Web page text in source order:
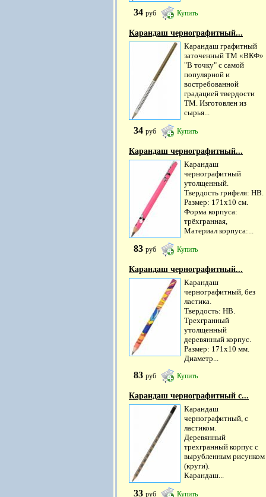
34 руб Купить
Карандаш чернографитный...
Карандаш графитный
заточенный ТМ «ВКФ»
"В точку" с самой
популярной и
востребованной
градацией твердости
ТМ. Изготовлен из
сырья...
34 руб Купить
Карандаш чернографитный...
Карандаш
чернографитный
утолщенный.
Твердость грифеля: HB.
Размер: 171х10 см.
Форма корпуса:
трёхгранная,
Материал корпуса:...
83 руб Купить
Карандаш чернографитный...
Карандаш
чернографитный, без
ластика.
Твердость: HB.
Трехгранный
утолщенный
деревянный корпус.
Размер: 171х10 мм.
Диаметр...
83 руб Купить
Карандаш чернографитный с...
Карандаш
чернографитный, с
ластиком.
Деревянный
трехгранный корпус с
вырубленным рисунком
(круги).
Карандаш...
33 руб Купить